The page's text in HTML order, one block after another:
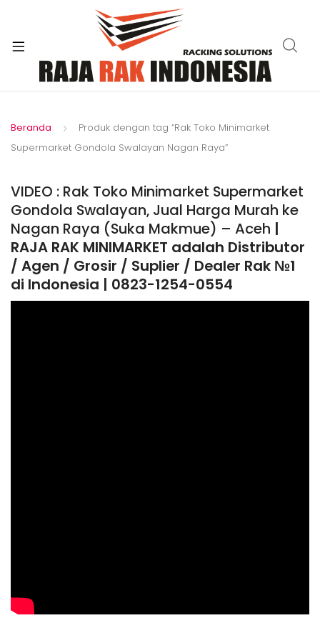
Beranda
Produk dengan tag “Rak Toko Minimarket
Supermarket Gondola Swalayan Nagan Raya”
VIDEO : Rak Toko Minimarket Supermarket
Gondola Swalayan, Jual Harga Murah ke
Nagan Raya (Suka Makmue) – Aceh |
RAJA RAK MINIMARKET adalah Distributor
/ Agen / Grosir / Suplier / Dealer Rak №1
di Indonesia | 0823-1254-0554